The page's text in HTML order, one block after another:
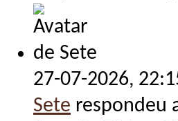
27-07-2026,
Sete respondeu